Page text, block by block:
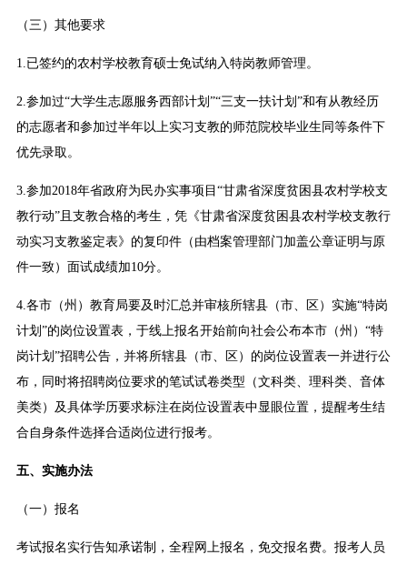
（三）其他要求
1.已签约的农村学校教育硕士免试纳入特岗教师管理。
2.参加过“大学生志愿服务西部计划”“三支一扶计划”和有从教经历
的志愿者和参加过半年以上实习支教的师范院校毕业生同等条件下
优先录取。
3.参加2018年省政府为民办实事项目“甘肃省深度贫困县农村学校支
教行动”且支教合格的考生，凭《甘肃省深度贫困县农村学校支教行
动实习支教鉴定表》的复印件（由档案管理部门加盖公章证明与原
件一致）面试成绩加10分。
4.各市（州）教育局要及时汇总并审核所辖县（市、区）实施“特岗
计划”的岗位设置表，于线上报名开始前向社会公布本市（州）“特
岗计划”招聘公告，并将所辖县（市、区）的岗位设置表一并进行公
布，同时将招聘岗位要求的笔试试卷类型（文科类、理科类、音体
美类）及具体学历要求标注在岗位设置表中显眼位置，提醒考生结
合自身条件选择合适岗位进行报考。
五、实施办法
（一）报名
考试报名实行告知承诺制，全程网上报名，免交报名费。报考人员